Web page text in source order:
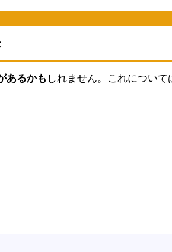
あるかも しれません。これについ